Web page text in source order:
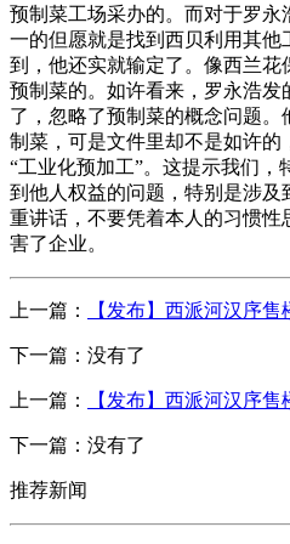
预制菜工场采办的。而对于罗
一的但愿就是找到西贝利用其他
到，他还实就输定了。像西兰花
预制菜的。如许看来，罗永浩
了，忽略了预制菜的概念问题
制菜，可是文件里却不是如许的
“工业化预加工”。这提示我们，
到他人权益的问题，特别是涉
重讲话，不要凭着本人的习惯性
害了企业。
上一篇： 【发布】西派河汉序
下一篇：没有了
上一篇： 【发布】西派河汉序
下一篇：没有了
推荐新闻